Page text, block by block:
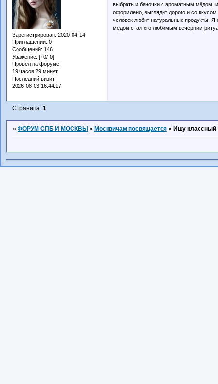
Зарегистрирован: 2020-04-14
Приглашений: 0
Сообщений: 146
Уважение: [+0/-0]
Провел на форуме:
19 часов 29 минут
Последний визит:
2026-08-03 16:44:17
выбрать и баночки с ароматным мёдом,
оформлено, выглядит дорого и со
человек любит натуральные продукты.
мёдом стал его любимым вечерним
Страница: 1
» ФОРУМ СПБ И МОСКВЫ » Москвичам посвящается » Ищу классный